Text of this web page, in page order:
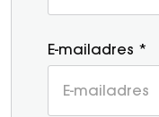
E-mailadres *